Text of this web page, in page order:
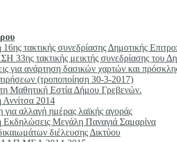
τακτικής συνεδρίασης Δημοτικής
τακτικής μεικτής συνεδρίασης του
για ανάρτηση δασικών χαρτών και
(τροποποίηση 30-3-2017)
Μαθητική Εστία Δήμου Γρεβενών.
2014
για αλλαγή ημέρας λαϊκής αγοράς
Μεγάλη Παναγιά Σαμαρίνα
διέλευσης Δικτύου